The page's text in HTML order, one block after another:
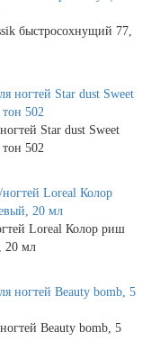
быстросохнущий 77,
Star dust Sweet
502
Loreal Колор риш
20 мл
Beauty bomb, 5